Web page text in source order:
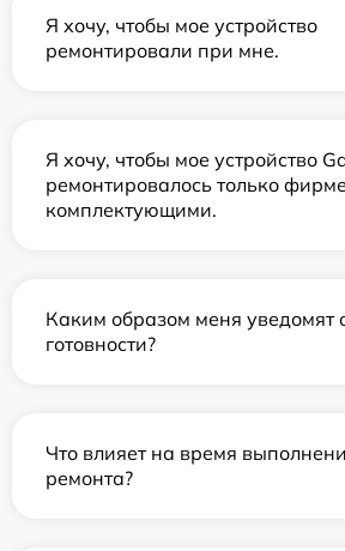
Я хочу, чтобы мое устройство
ремонтировали при мне.
Я хочу, чтобы мое устройство
ремонтировалось только
комплектующими.
Каким образом меня уведомят
готовности?
Что влияет на время
ремонта?